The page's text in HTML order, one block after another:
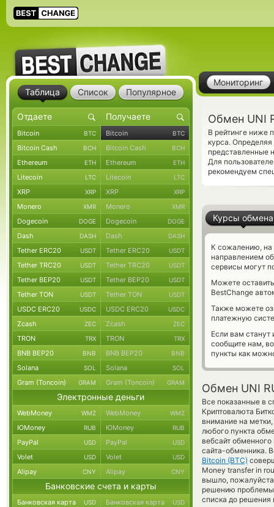
Мониторинг
Обмен UNI
В рейтинге ниже
курса.
представленные
Для
рекомендуем
Курсы обмена
К сожалению, на
направлением
сервисы могут
Можете
BestChange
Также можете
платежную
Если вам
сообщите нам,
пункты как
Обмен UNI
Все показанные в
Криптовалюта
внимание на
любого пункта
вебсайт
сайта-обменника.
Bitcoin (BTC)
Money transfer in
вышло,
решению проблемы
списка до
Таблица Список Популярное
Bitcoin BTC Bitcoin BTC
Bitcoin Cash BCH Bitcoin Cash BCH
Ethereum ETH Ethereum ETH
Litecoin LTC Litecoin LTC
XRP XRP XRP XRP
Monero XMR Monero XMR
Dogecoin DOGE Dogecoin DOGE
Dash DASH Dash DASH
Tether ERC20 USDT Tether ERC20 USDT
Tether TRC20 USDT Tether TRC20 USDT
Tether BEP20 USDT Tether BEP20 USDT
Tether TON USDT Tether TON USDT
USDC ERC20 USDC USDC ERC20 USDC
Zcash ZEC Zcash ZEC
TRON TRX TRON TRX
BNB BEP20 BNB BNB BEP20 BNB
Solana SOL Solana SOL
Gram (Toncoin) GRAM Gram (Toncoin) GRAM
Электронные деньги
WebMoney WMZ WebMoney WMZ
ЮMoney RUB ЮMoney RUB
PayPal USD PayPal USD
Volet USD Volet USD
Alipay CNY Alipay CNY
Банковские счета и карты
Банковская карта USD Банковская карта USD